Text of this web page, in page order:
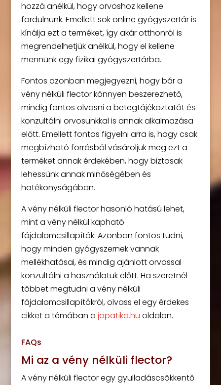
hozzá anélkül, hogy orvoshoz kellene
fordulnunk. Emellett sok online gyógyszertár is
kínálja ezt a terméket, így akár otthonról is
megrendelhetjük anélkül, hogy el kellene
mennünk egy fizikai gyógyszertárba.
Fontos azonban megjegyezni, hogy bár a
vény nélküli flector könnyen beszerezhető,
mindig fontos olvasni a betegtájékoztatót és
konzultálni orvosunkkal is annak alkalmazása
előtt. Emellett fontos figyelni arra is, hogy csak
megbízható forrásból vásároljuk meg ezt a
terméket annak érdekében, hogy biztosak
lehessünk annak minőségében és
hatékonyságában.
A vény nélküli flector hasonló hatású lehet,
mint a vény nélkül kapható
fájdalomcsillapítók. Azonban fontos tudni,
hogy minden gyógyszernek vannak
mellékhatásai, és mindig ajánlott orvossal
konzultálni a használatuk előtt. Ha szeretnél
többet megtudni a vény nélküli
fájdalomcsillapítókról, olvass el egy érdekes
cikket a témában a jopatika.hu oldalon.
FAQs
Mi az a vény nélküli flector?
A vény nélküli flector egy gyulladáscsökkentő